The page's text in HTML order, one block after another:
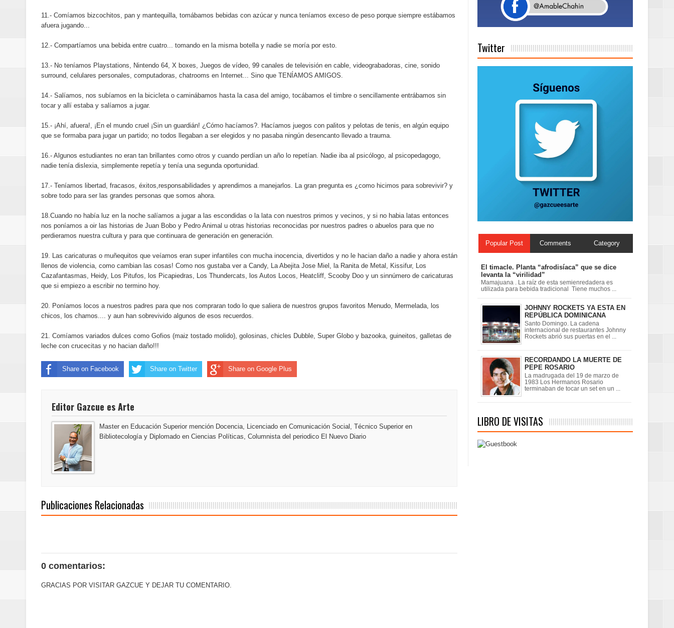
Banreservas recibe nuevamente la máxima calificación crediticia AAA.do de Moody's Local RD con perspectiva
Estable
Oscar Abreu cuestiona la interrupción del Premio Nacional de Artes Visuales
Embajada dominicana en Francia y Banreservas lanzan convocatoria para residencias artísticas en París
Banreservas y Banco Popular abordan retos y oportunidades del sistema financiero nacional
11.- Comíamos bizcochitos, pan y mantequilla, tomábamos bebidas con azúcar y nunca teníamos exceso de peso porque siempre estábamos
afuera jugando...
12.- Compartíamos una bebida entre cuatro... tomando en la misma botella y nadie se moría por esto.
13.- No teníamos Playstations, Nintendo 64, X boxes, Juegos de vídeo, 99 canales de televisión en cable, videograbadoras, cine, sonido
surround, celulares personales, computadoras, chatrooms en Internet... Sino que TENÍAMOS AMIGOS.
14.- Salíamos, nos subíamos en la bicicleta o caminábamos hasta la casa del amigo, tocábamos el timbre o sencillamente entrábamos sin
tocar y allí estaba y salíamos a jugar.
15.- ¡Ahí, afuera!, ¡En el mundo cruel ¡Sin un guardián! ¿Cómo hacíamos?. Hacíamos juegos con palitos y pelotas de tenis, en algún equipo
que se formaba para jugar un partido; no todos llegaban a ser elegidos y no pasaba ningún desencanto llevado a trauma.
16.- Algunos estudiantes no eran tan brillantes como otros y cuando perdían un año lo repetían. Nadie iba al psicólogo, al psicopedagogo,
nadie tenía dislexia, simplemente repetía y tenía una segunda oportunidad.
17.- Teníamos libertad, fracasos, éxitos,responsabilidades y aprendimos a manejarlos. La gran pregunta es ¿como hicimos para sobrevivir? y
sobre todo para ser las grandes personas que somos ahora.
18.Cuando no había luz en la noche salíamos a jugar a las escondidas o la lata con nuestros primos y vecinos, y si no habia latas entonces
nos poníamos a oir las historias de Juan Bobo y Pedro Animal u otras historias reconocidas por nuestros padres o abuelos para que no
perdieramos nuestra cultura y para que continuara de generación en generación.
19. Las caricaturas o muñequitos que veíamos eran super infantiles con mucha inocencia, divertidos y no le hacian daño a nadie y ahora están
llenos de violencia, como cambian las cosas! Como nos gustaba ver a Candy, La Abejita Jose Miel, la Ranita de Metal, Kissifur, Los
Cazafantasmas, Heidy, Los Pitufos, los Picapiedras, Los Thundercats, los Autos Locos, Heatcliff, Scooby Doo y un sinnúmero de caricaturas
que si empiezo a escribir no termino hoy.
20. Poníamos locos a nuestros padres para que nos compraran todo lo que saliera de nuestros grupos favoritos Menudo, Mermelada, los
chicos, los chamos.... y aun han sobrevivido algunos de esos recuerdos.
21. Comíamos variados dulces como Gofios (maiz tostado molido), golosinas, chicles Dubble, Super Globo y bazooka, guineitos, galletas de
leche con crucecitas y no hacian daño!!!
Share on Facebook Share on Twitter Share on Google Plus
Editor Gazcue es Arte
Master en Educación Superior mención Docencia, Licenciado en Comunicación Social, Técnico Superior en
Bibliotecología y Diplomado en Ciencias Políticas, Columnista del periodico El Nuevo Diario
Publicaciones Relacionadas
0 comentarios:
GRACIAS POR VISITAR GAZCUE Y DEJAR TU COMENTARIO.
Twitter
Popular Post Comments Category
El timacle. Planta “afrodisíaca” que se dice
levanta la “virilidad”
Mamajuana . La raíz de esta semienredadera es
utilizada para bebida tradicional Tiene muchos ...
JOHNNY ROCKETS YA ESTA EN
REPÚBLICA DOMINICANA
Santo Domingo. La cadena
internacional de restaurantes Johnny
Rockets abrió sus puertas en el ...
RECORDANDO LA MUERTE DE
PEPE ROSARIO
La madrugada del 19 de marzo de
1983 Los Hermanos Rosario
terminaban de tocar un set en un ...
LIBRO DE VISITAS